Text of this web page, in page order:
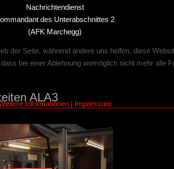
Nachrichtendienst
des Unterabschnittes 2
(AFK Marchegg)
ALA3
der Seite, während andere uns helfen, diese
bei einer Ablehnung womöglich nicht mehr alle
Informationen | Impressum